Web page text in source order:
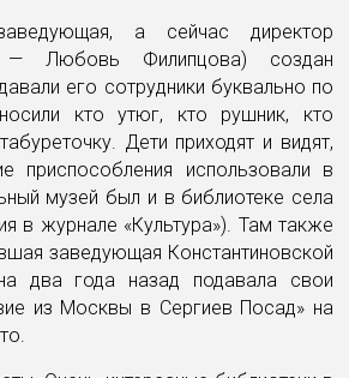
а сейчас директор
— Любовь Филипцова) создан
его сотрудники буквально по
кто утюг, кто рушник, кто
Дети приходят и видят,
использовали в
музей был и в библиотеке села
в журнале «Культура»). Там также
заведующая Константиновской
два года назад подавала свои
из Москвы в Сергиев Посад» на